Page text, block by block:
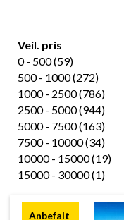
Veil. pris
0 - 500 (59)
500 - 1000 (272)
1000 - 2500 (786)
2500 - 5000 (944)
5000 - 7500 (163)
7500 - 10000 (34)
10000 - 15000 (19)
15000 - 30000 (1)